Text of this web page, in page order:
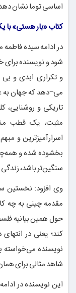
اساسی توما نشان
کتاب «بار هستی» با
در ادامه سیده
شود و نویسنده برای
و تکراری ابدی و
می¬دهد که جهان
تاریکی و
مثبت، یک قطب
اسرارآمیزترین و
بخشوده شده و
سنگین‌تر باشد،
وی افزود: نخستین
مقدمه چینی به چه
حول همین بیانیه
کند؛ یعنی در
نویسنده می‌خواسته
شاهد مثالی برای
این نویسنده در